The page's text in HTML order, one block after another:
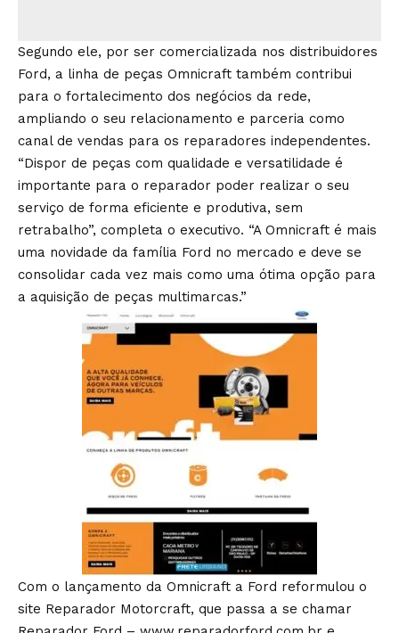
Segundo ele, por ser comercializada nos distribuidores
Ford, a linha de peças Omnicraft também contribui
para o fortalecimento dos negócios da rede,
ampliando o seu relacionamento e parceria como
canal de vendas para os reparadores independentes.
“Dispor de peças com qualidade e versatilidade é
importante para o reparador poder realizar o seu
serviço de forma eficiente e produtiva, sem
retrabalho”, completa o executivo. “A Omnicraft é mais
uma novidade da família Ford no mercado e deve se
consolidar cada vez mais como uma ótima opção para
a aquisição de peças multimarcas.”
Com o lançamento da Omnicraft a Ford reformulou o
site Reparador Motorcraft, que passa a se chamar